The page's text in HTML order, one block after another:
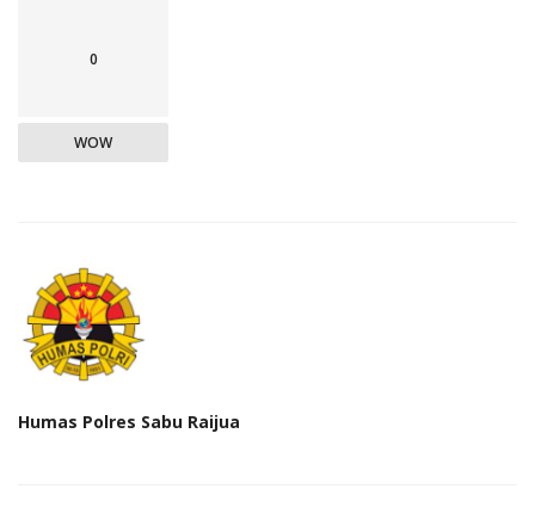
0
WOW
Humas Polres Sabu Raijua